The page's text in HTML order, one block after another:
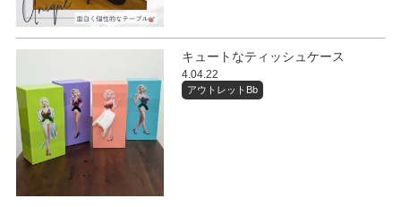
キュートなティッシュケース
4.04.22
アウトレットBb